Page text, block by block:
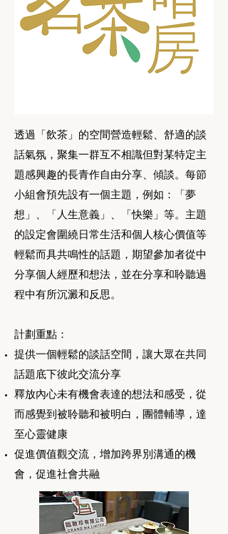
透過「飲茶」的空間營造輕鬆、舒適的談
話氣氛，聚集一群互不相識但對某特定主
題感興趣的長青作自由分享、傾談。每節
小組會預先設有一個主題，例如：「夢
想」、「人生意義」、「快樂」等。主題
的設定會圍繞日常生活和個人核心價值等
輕鬆而具共鳴性的話題，期望參加者從中
分享個人經歷和想法，並在分享和聆聽過
程中有所沉澱和反思。
計劃重點：
提供一個輕鬆的談話空間，讓大眾在共同
話題底下彼此交流分享
釋放內心未有機會表達的想法和感受，從
而感覺到被聆聽和被明白，團體輔導，達
至心靈健康
促進價值觀交流，增加跨界別溝通的機
會，促進社會共融